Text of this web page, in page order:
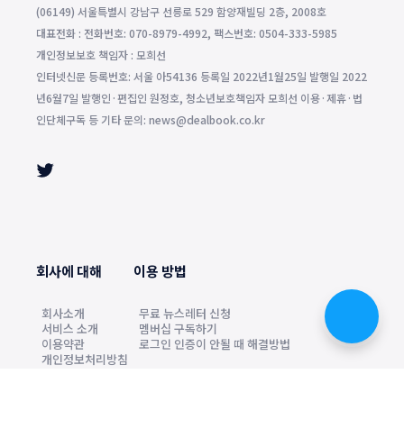
(06149) 서울특별시 강남구 선릉로 529 함양재빌딩 2층, 2008호
대표전화 : 전화번호: 070-8979-4992, 팩스번호: 0504-333-5985
개인정보보호 책임자 : 모희선
인터넷신문 등록번호: 서울 아54136 등록일 2022년1월25일 발행일 2022
년6월7일 발행인·편집인 원정호, 청소년보호책임자 모희선 이용·제휴·법
인단체구독 등 기타 문의: news@dealbook.co.kr
회사에 대해
회사소개
서비스 소개
이용약관
개인정보처리방침
이용 방법
무료 뉴스레터 신청
멤버십 구독하기
로그인 인증이 안될 때 해결방법